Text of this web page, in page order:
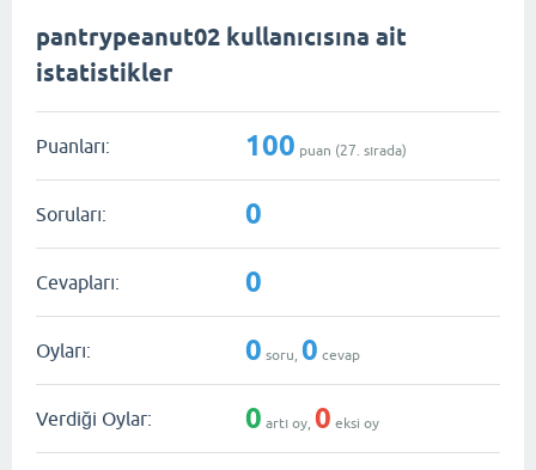
pantrypeanut02 kullanıcısına ait
istatistikler
Puanları: 100 puan (27 . sırada)
Soruları: 0
Cevapları: 0
Oyları: 0 soru, 0 cevap
Verdiği Oylar: 0 artı oy, 0 eksi oy